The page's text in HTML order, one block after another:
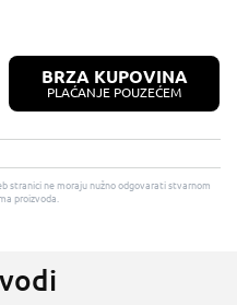
BRZA KUPOVINA
PLAĆANJE POUZEĆEM
stranici ne moraju nužno odgovarati stvarnom
proizvoda.